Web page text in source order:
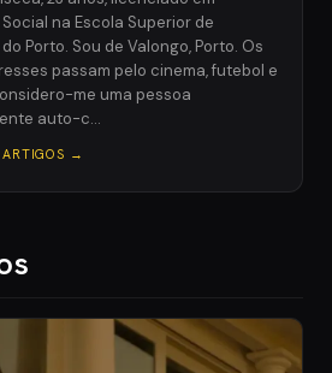
na Escola Superior de
Porto. Sou de Valongo, Porto. Os
passam pelo cinema, futebol e
me uma pessoa
auto-c…
→